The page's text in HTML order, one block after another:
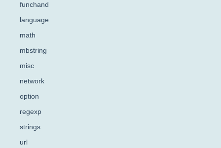
funchand
language
math
mbstring
misc
network
option
regexp
strings
url